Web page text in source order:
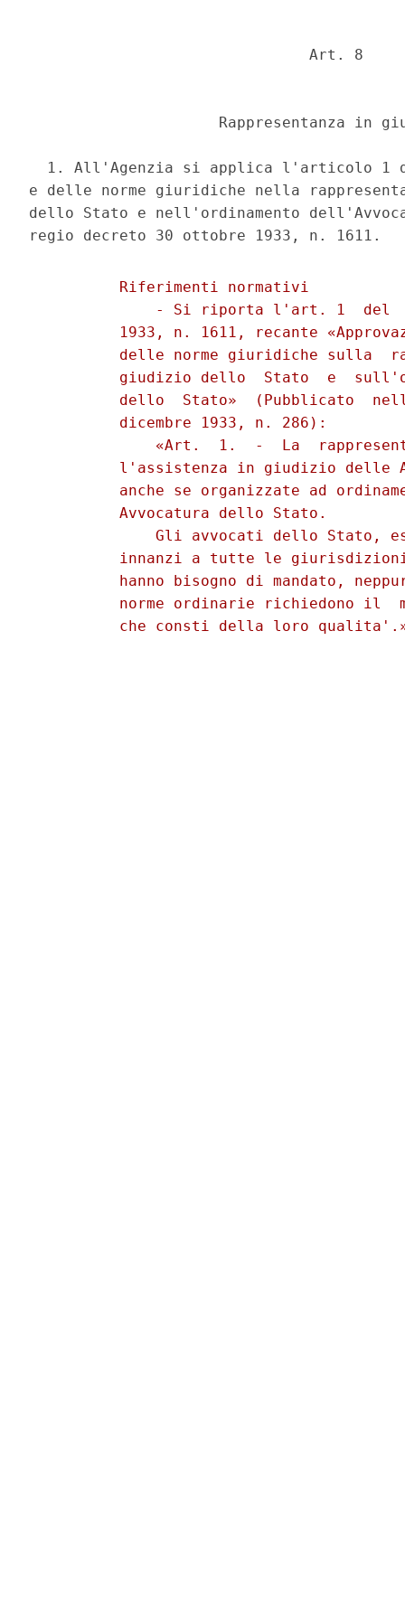
                               Art. 8
Rappresentanza in
1. All'Agenzia si applica l'articolo 1
e delle norme giuridiche nella
dello Stato e nell'ordinamento
          Riferimenti normativi
- Si riporta l'art. 1  del
1933, n. 1611, recante
delle norme giuridiche sulla
giudizio dello  Stato  e
dello  Stato»  (Pubblicato
          dicembre 1933, n. 286):
«Art.  1.  -  La
l'assistenza in giudizio delle
anche se organizzate ad
          Avvocatura dello Stato.
Gli avvocati dello Stato,
innanzi a tutte le
hanno bisogno di mandato,
norme ordinarie richiedono il